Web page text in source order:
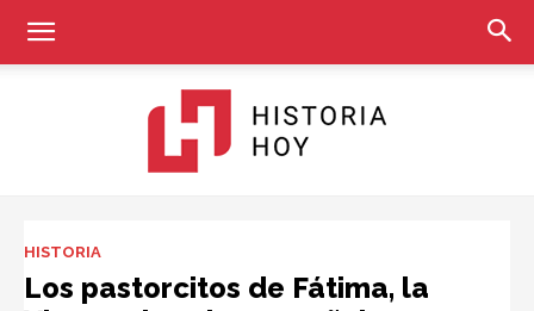
HISTORIA
Los pastorcitos de Fátima, la